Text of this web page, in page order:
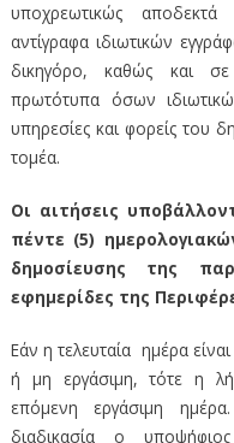
υποχρεωτικώς
αντίγραφα ιδιωτικών
δικηγόρο, καθώς και
πρωτότυπα όσων
υπηρεσίες και φορείς του
τομέα.
Οι αιτήσεις
πέντε (5)
δημοσίευσης της
εφημερίδες της
Εάν η τελευταία ημέρα
ή μη εργάσιμη, τότε η
επόμενη εργάσιμη
διαδικασία ο